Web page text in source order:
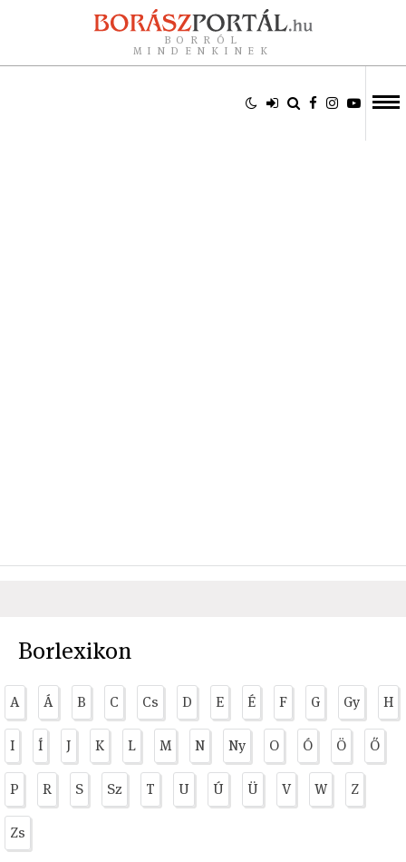
BORRÓL
MINDENKINEK
Borlexikon
A Á B C Cs D E É F G Gy H
I Í J K L M N Ny O Ó Ö Ő
P R S Sz T U Ú Ü V W Z
Zs